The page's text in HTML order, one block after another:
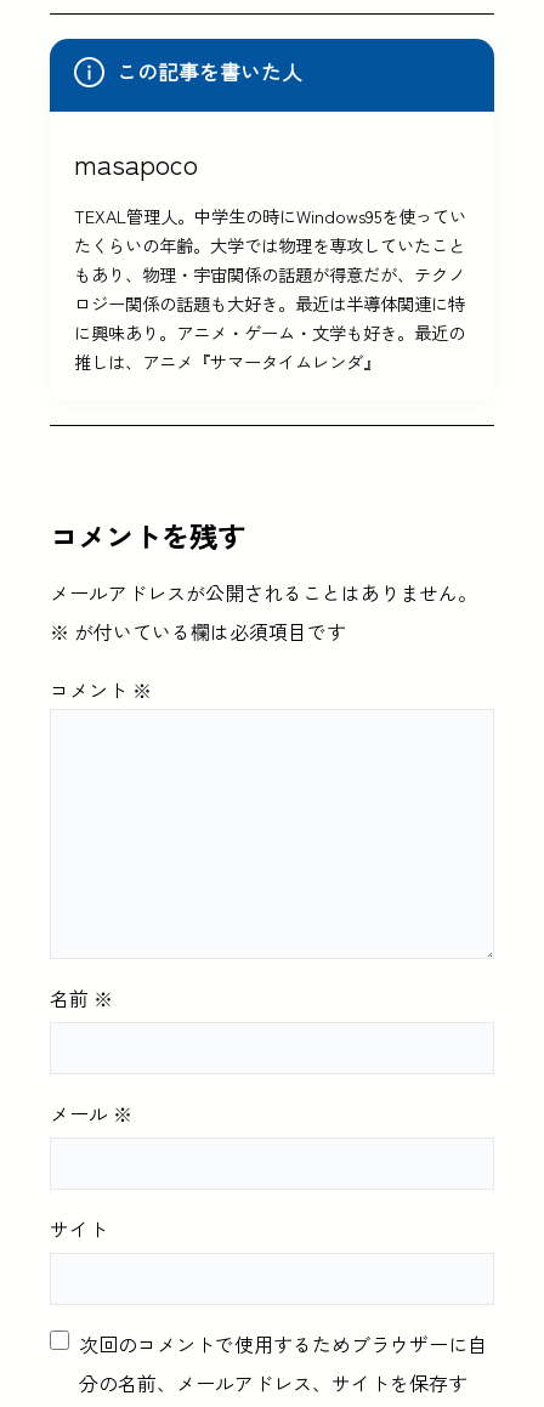
この記事を書いた人
masapoco
TEXAL管理人。中学生の時にWindows95を使ってい
たくらいの年齢。大学では物理を専攻していたこと
もあり、物理・宇宙関係の話題が得意だが、テクノ
ロジー関係の話題も大好き。最近は半導体関連に特
に興味あり。アニメ・ゲーム・文学も好き。最近の
推しは、アニメ『サマータイムレンダ』
コメントを残す
メールアドレスが公開されることはありません。
※ が付いている欄は必須項目です
コメント ※
名前 ※
メール ※
サイト
次回のコメントで使用するためブラウザーに自
分の名前、メールアドレス、サイトを保存す